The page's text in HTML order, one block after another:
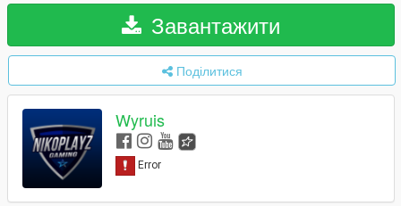
Завантажити
Поділитися
Wyruis